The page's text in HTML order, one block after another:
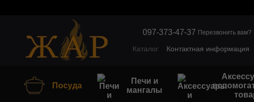
097-373-47-37 Перезвонить вам?
Каталог Контактная информация
Посуда
Печи и
мангалы